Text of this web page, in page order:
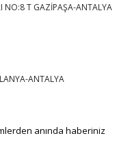
NO:8 T GAZİPAŞA-ANTALYA
ANTALYA
anında haberiniz